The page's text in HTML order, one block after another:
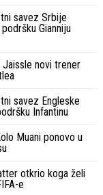
savez Srbije
Gianniju
Jaissle novi trener
savez Engleske
Infantinu
Muani ponovo u
otkrio koga želi
e